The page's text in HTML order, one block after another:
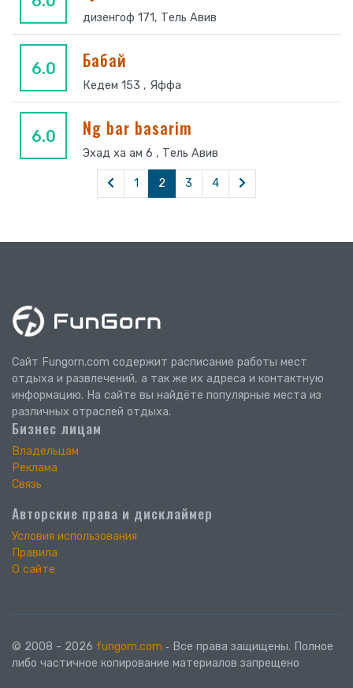
дизенгоф 171, Тель Авив
6.0 Бабай
Кедем 153 , Яффа
6.0 Ng bar basarim
Эхад ха ам 6 , Тель Авив
1 2 3 4
Сайт Fungorn.com содержит расписание работы мест
отдыха и развлечений, а так же их адреса и контактную
информацию. На сайте вы найдёте популярные места из
различных отраслей отдыха.
Бизнес лицам
Владельцам
Реклама
Связь
Авторские права и дисклаймер
Условия использования
Правила
О сайте
© 2008 - 2026 fungorn.com ‐ Все права защищены. Полное
либо частичное копирование материалов запрещено